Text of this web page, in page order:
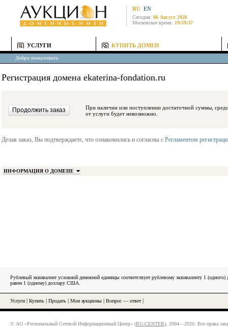
RU EN
Сегодня: 06 Август 2026
Московское время: 19:59:37
УСЛУГИ КУПИТЬ ДОМЕН
Добро пожаловать
Регистрация домена ekaterina-fondation.ru
При наличии или поступлении достаточной суммы, средства будут
от услуги будет невозможно.
Делая заказ, Вы подтверждаете, что ознакомились и согласны с Регламентом
ИНФОРМАЦИЯ О ДОМЕНЕ
Рублевый эквивалент условной денежной единицы соответствует рублевому эквиваленту 1
равен 1 (одному) доллару США.
Услуги Купить Продать Мои аукционы Вопрос — ответ|
© АО «Региональный Сетевой Информационный Центр» (RU-CENTER), 2004—2026. Все права